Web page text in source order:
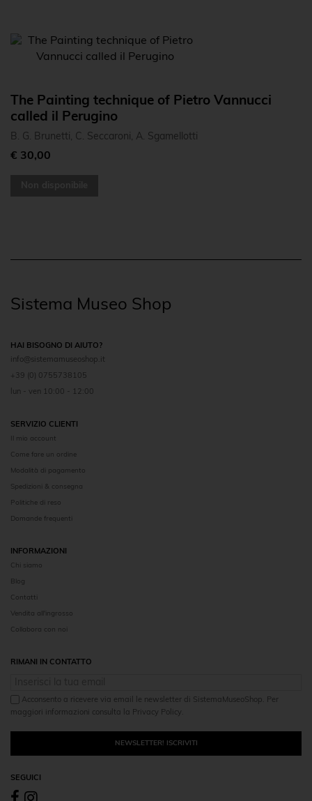
The Painting technique of Pietro Vannucci
called il Perugino
B. G. Brunetti, C. Seccaroni, A. Sgamellotti
€ 30,00
Sistema Museo Shop
HAI BISOGNO DI AIUTO?
info@sistemamuseoshop.it
+39 (0) 0755738105
lun - ven 10:00 - 12:00
SERVIZIO CLIENTI
Il mio account
Come fare un ordine
Modalità di pagamento
Spedizioni & consegna
Politiche di reso
Domande frequenti
INFORMAZIONI
Chi siamo
Blog
Contatti
Vendita all'ingrosso
Collabora con noi
RIMANI IN CONTATTO
Acconsento a ricevere via email le newsletter di SistemaMuseoShop. Per
maggiori informazioni consulta la Privacy Policy.
NEWSLETTER! ISCRIVITI
SEGUICI